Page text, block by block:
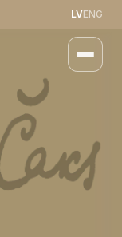
LVENG